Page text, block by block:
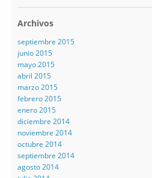
Archivos
septiembre 2015
junio 2015
mayo 2015
abril 2015
marzo 2015
febrero 2015
enero 2015
diciembre 2014
noviembre 2014
octubre 2014
septiembre 2014
agosto 2014